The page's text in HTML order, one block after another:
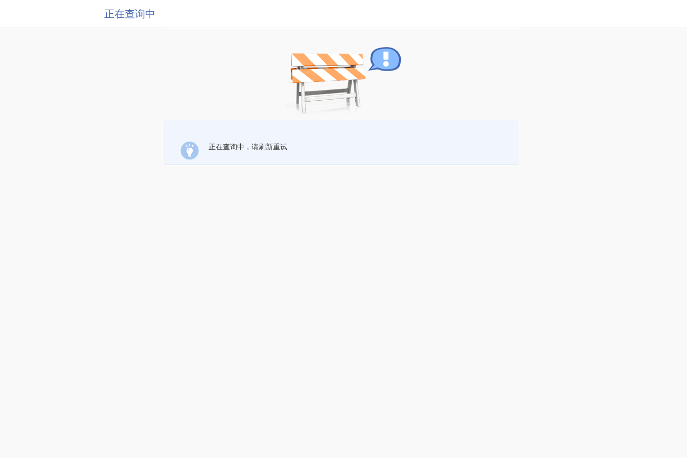
正在查询中
正在查询中，请刷新重试